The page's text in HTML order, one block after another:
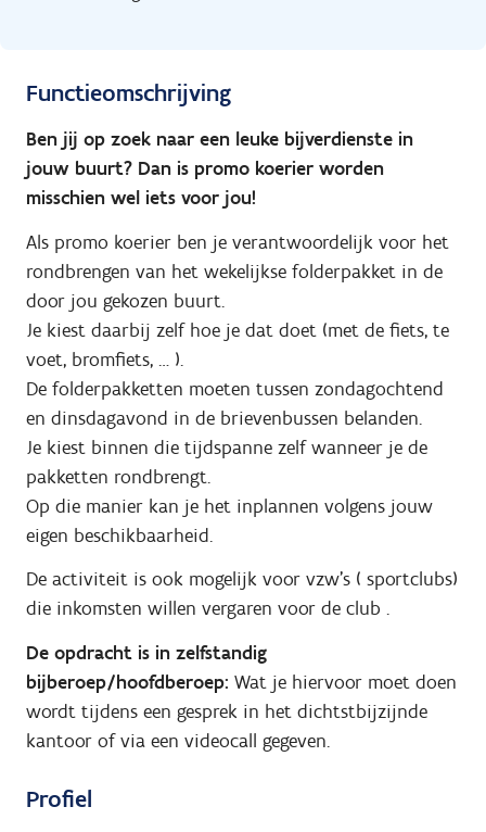
Functieomschrijving
Ben jij op zoek naar een leuke bijverdienste in
jouw buurt? Dan is promo koerier worden
misschien wel iets voor jou!
Als promo koerier ben je verantwoordelijk voor het
rondbrengen van het wekelijkse folderpakket in de
door jou gekozen buurt.
Je kiest daarbij zelf hoe je dat doet (met de fiets, te
voet, bromfiets, … ).
De folderpakketten moeten tussen zondagochtend
en dinsdagavond in de brievenbussen belanden.
Je kiest binnen die tijdspanne zelf wanneer je de
pakketten rondbrengt.
Op die manier kan je het inplannen volgens jouw
eigen beschikbaarheid.
De activiteit is ook mogelijk voor vzw's ( sportclubs)
die inkomsten willen vergaren voor de club .
De opdracht is in zelfstandig
bijberoep/hoofdberoep: Wat je hiervoor moet doen
wordt tijdens een gesprek in het dichtstbijzijnde
kantoor of via een videocall gegeven.
Profiel